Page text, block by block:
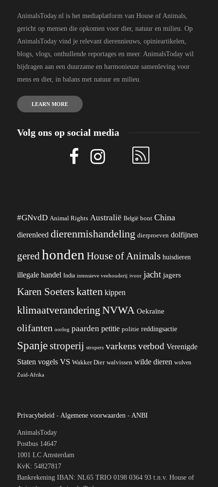
AnimalsToday.nl is het mediaplatform van House of Animals,
gericht op mensen die opkomen voor dier, natuur en milieu. Op
AnimalsToday vind je relevant dierennieuws, opinieartikelen,
blogs, vlogs, onthullende reportages en meer. AnimalsToday wil
bijdragen aan een duurzame en harmonieuze samenleving voor
mens en dier, in balans met natuur en milieu.
LEARN MORE
Volg ons op social media
#GNvdD Animal Rights Australië België bont China
dierenleed dierenmishandeling dierproeven dolfijnen
gered honden House of Animals huisdieren
illegale handel India intensieve veehouderij ivoor jacht jagers
Karen Soeterskatten kippen
klimaatverandering NVWA Oekraïne
olifanten oorlog paarden petitie politie reddingsactie
Spanjestroperij stropers varkens verbod Verenigde
Staten vogels VS Wakker Dier walvissen wilde dieren wolven
Zuid-Afrika
Privacybeleid - Algemene voorwaarden - ANBI
AnimalsToday
Postbus 14647
1001 LC Amsterdam
KvK: 54827817
Bankrekening IBAN: NL65 TRIO 0198 0364 93 t.n.v. House of